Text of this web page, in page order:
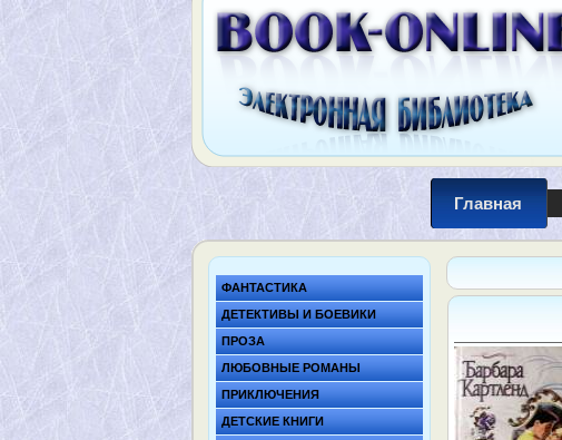
Главная
ФАНТАСТИКА
ДЕТЕКТИВЫ И БОЕВИКИ
ПРОЗА
ЛЮБОВНЫЕ РОМАНЫ
ПРИКЛЮЧЕНИЯ
ДЕТСКИЕ КНИГИ